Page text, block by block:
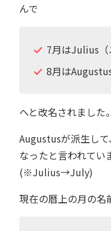
んで
7月はJulius（
8月は
へと改名されました。
Augustusが派生し
なったと言われてい
(※Julius→July)
現在の暦上の月の名